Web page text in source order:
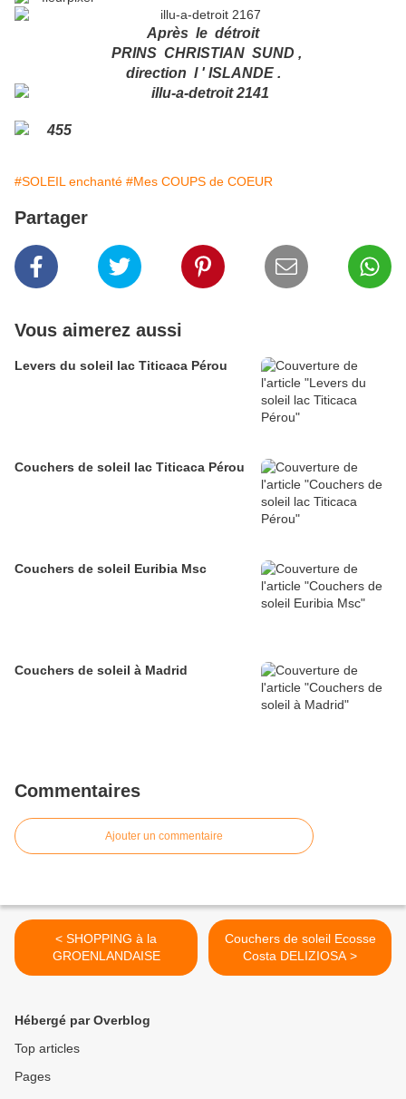
Après le détroit
PRINS CHRISTIAN SUND ,
direction l ' ISLANDE .
#SOLEIL enchanté #Mes COUPS de COEUR
Partager
Vous aimerez aussi
Levers du soleil lac Titicaca Pérou
Couchers de soleil lac Titicaca Pérou
Couchers de soleil Euribia Msc
Couchers de soleil à Madrid
Commentaires
Ajouter un commentaire
< SHOPPING à la
GROENLANDAISE
Couchers de soleil Ecosse
Costa DELIZIOSA >
Hébergé par Overblog
Top articles
Pages